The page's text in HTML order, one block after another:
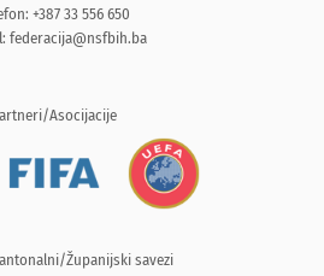
+387 33 556 650
federacija@nsfbih.ba
Asocijacije
Županijski savezi